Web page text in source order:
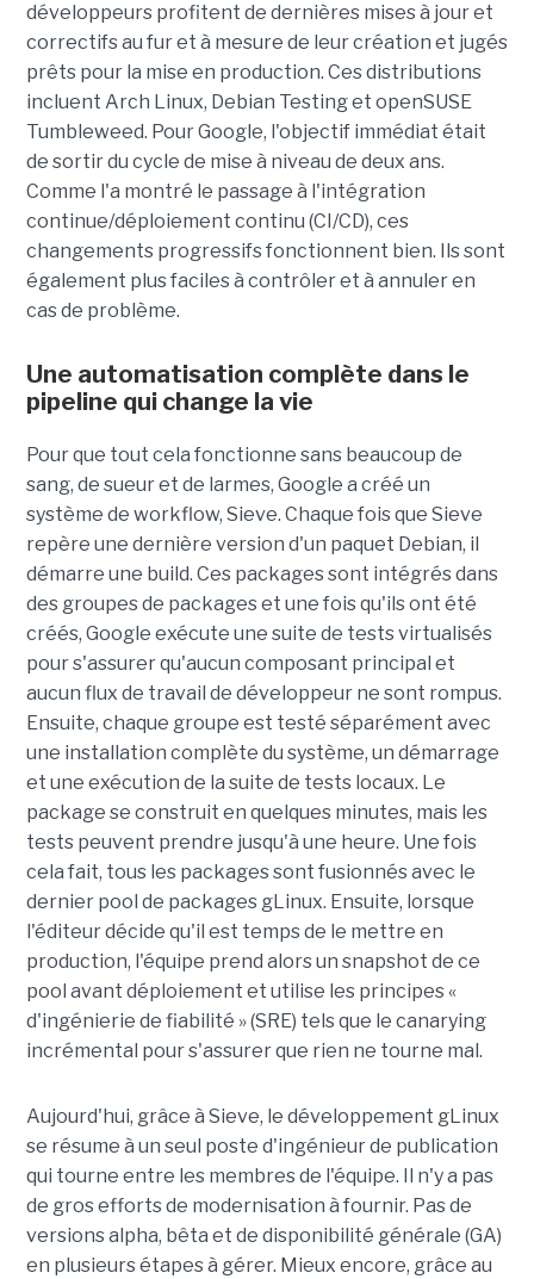
développeurs profitent de dernières mises à jour et
correctifs au fur et à mesure de leur création et jugés
prêts pour la mise en production. Ces distributions
incluent Arch Linux, Debian Testing et openSUSE
Tumbleweed. Pour Google, l'objectif immédiat était
de sortir du cycle de mise à niveau de deux ans.
Comme l'a montré le passage à l'intégration
continue/déploiement continu (CI/CD), ces
changements progressifs fonctionnent bien. Ils sont
également plus faciles à contrôler et à annuler en
cas de problème.
Une automatisation complète dans le
pipeline qui change la vie
Pour que tout cela fonctionne sans beaucoup de
sang, de sueur et de larmes, Google a créé un
système de workflow, Sieve. Chaque fois que Sieve
repère une dernière version d'un paquet Debian, il
démarre une build. Ces packages sont intégrés dans
des groupes de packages et une fois qu'ils ont été
créés, Google exécute une suite de tests virtualisés
pour s'assurer qu'aucun composant principal et
aucun flux de travail de développeur ne sont rompus.
Ensuite, chaque groupe est testé séparément avec
une installation complète du système, un démarrage
et une exécution de la suite de tests locaux. Le
package se construit en quelques minutes, mais les
tests peuvent prendre jusqu'à une heure. Une fois
cela fait, tous les packages sont fusionnés avec le
dernier pool de packages gLinux. Ensuite, lorsque
l'éditeur décide qu'il est temps de le mettre en
production, l'équipe prend alors un snapshot de ce
pool avant déploiement et utilise les principes «
d'ingénierie de fiabilité » (SRE) tels que le canarying
incrémental pour s'assurer que rien ne tourne mal.
Aujourd'hui, grâce à Sieve, le développement gLinux
se résume à un seul poste d'ingénieur de publication
qui tourne entre les membres de l'équipe. Il n'y a pas
de gros efforts de modernisation à fournir. Pas de
versions alpha, bêta et de disponibilité générale (GA)
en plusieurs étapes à gérer. Mieux encore, grâce au